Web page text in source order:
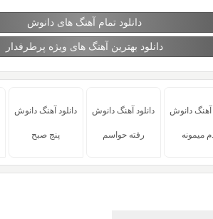
دانلود تمام آهنگ های دانوش
دانلود بهترین آهنگ های ویژه پرطرفدار
آهنگ دانوش
میمونه
دانلود آهنگ دانوش
رفته حواسم
دانلود آهنگ دانوش
پنج صبح